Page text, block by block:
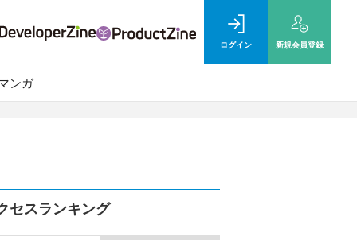
ログイン 新規会員登録
ンガ
セスランキング